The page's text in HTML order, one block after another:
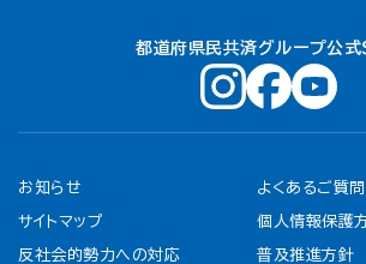
都道府県民共済グループ公式
お知らせ よくあるご質問
サイトマップ 個人情報保護
反社会的勢力への対応 普及推進方針